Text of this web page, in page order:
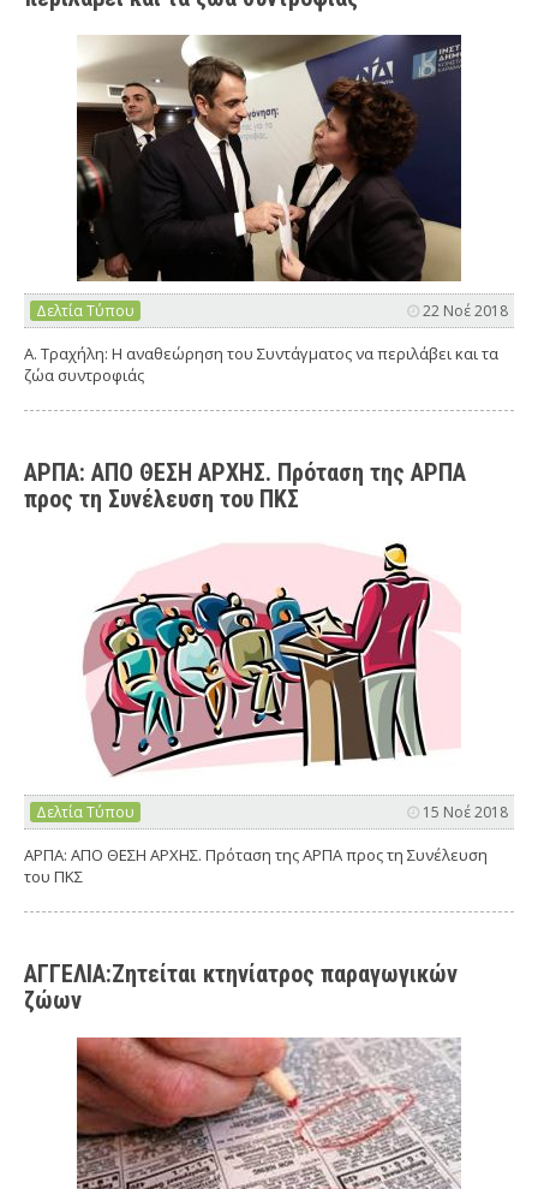
Δελτία Τύπου 22 Νοέ 2018
Α. Τραχήλη: Η αναθεώρηση του Συντάγματος να περιλάβει και τα
ζώα συντροφιάς
ΑΡΠΑ: ΑΠΟ ΘΕΣΗ ΑΡΧΗΣ. Πρόταση της ΑΡΠΑ
προς τη Συνέλευση του ΠΚΣ
Δελτία Τύπου 15 Νοέ 2018
ΑΡΠΑ: ΑΠΟ ΘΕΣΗ ΑΡΧΗΣ. Πρόταση της ΑΡΠΑ προς τη Συνέλευση
του ΠΚΣ
ΑΓΓΕΛΙΑ:Ζητείται κτηνίατρος παραγωγικών
ζώων